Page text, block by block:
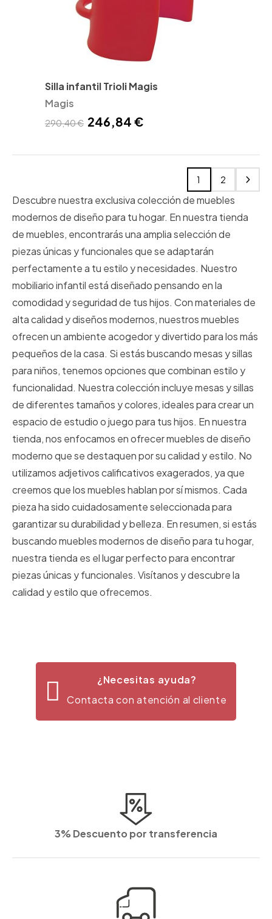
Silla infantil Trioli Magis
Magis
290,40 € 246,84 €
1 2
Descubre nuestra exclusiva colección de muebles
modernos de diseño para tu hogar. En nuestra tienda
de muebles, encontrarás una amplia selección de
piezas únicas y funcionales que se adaptarán
perfectamente a tu estilo y necesidades. Nuestro
mobiliario infantil está diseñado pensando en la
comodidad y seguridad de tus hijos. Con materiales de
alta calidad y diseños modernos, nuestros muebles
ofrecen un ambiente acogedor y divertido para los más
pequeños de la casa. Si estás buscando mesas y sillas
para niños, tenemos opciones que combinan estilo y
funcionalidad. Nuestra colección incluye mesas y sillas
de diferentes tamaños y colores, ideales para crear un
espacio de estudio o juego para tus hijos. En nuestra
tienda, nos enfocamos en ofrecer muebles de diseño
moderno que se destaquen por su calidad y estilo. No
utilizamos adjetivos calificativos exagerados, ya que
creemos que los muebles hablan por sí mismos. Cada
pieza ha sido cuidadosamente seleccionada para
garantizar su durabilidad y belleza. En resumen, si estás
buscando muebles modernos de diseño para tu hogar,
nuestra tienda es el lugar perfecto para encontrar
piezas únicas y funcionales. Visítanos y descubre la
calidad y estilo que ofrecemos.
¿Necesitas ayuda?
Contacta con atención al cliente
3% Descuento por transferencia